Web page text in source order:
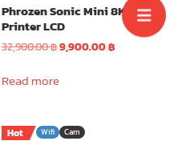
Phrozen Sonic Mini 8K 3D
Printer LCD
32,900.00฿Original
was:
9,900.00฿Current
Read more
Hot Wifi Cam